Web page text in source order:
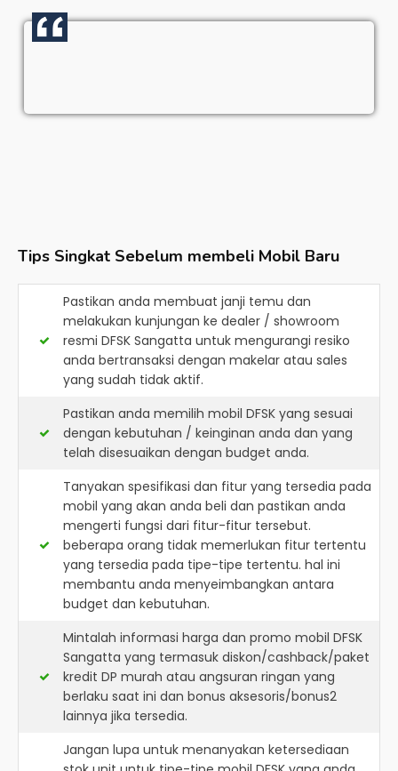
Tips Singkat Sebelum membeli Mobil Baru
Pastikan anda membuat janji temu dan
melakukan kunjungan ke dealer / showroom
resmi DFSK Sangatta untuk mengurangi resiko
anda bertransaksi dengan makelar atau sales
yang sudah tidak aktif.
Pastikan anda memilih mobil DFSK yang sesuai
dengan kebutuhan / keinginan anda dan yang
telah disesuaikan dengan budget anda.
Tanyakan spesifikasi dan fitur yang tersedia pada
mobil yang akan anda beli dan pastikan anda
mengerti fungsi dari fitur-fitur tersebut.
beberapa orang tidak memerlukan fitur tertentu
yang tersedia pada tipe-tipe tertentu. hal ini
membantu anda menyeimbangkan antara
budget dan kebutuhan.
Mintalah informasi harga dan promo mobil DFSK
Sangatta yang termasuk diskon/cashback/paket
kredit DP murah atau angsuran ringan yang
berlaku saat ini dan bonus aksesoris/bonus2
lainnya jika tersedia.
Jangan lupa untuk menanyakan ketersediaan